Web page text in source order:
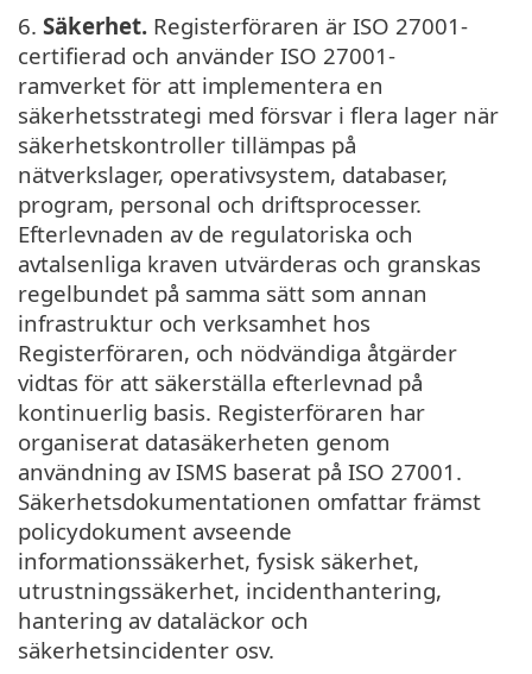
6. Säkerhet. Registerföraren är ISO 27001-
certifierad och använder ISO 27001-
ramverket för att implementera en
säkerhetsstrategi med försvar i flera lager när
säkerhetskontroller tillämpas på
nätverkslager, operativsystem, databaser,
program, personal och driftsprocesser.
Efterlevnaden av de regulatoriska och
avtalsenliga kraven utvärderas och granskas
regelbundet på samma sätt som annan
infrastruktur och verksamhet hos
Registerföraren, och nödvändiga åtgärder
vidtas för att säkerställa efterlevnad på
kontinuerlig basis. Registerföraren har
organiserat datasäkerheten genom
användning av ISMS baserat på ISO 27001.
Säkerhetsdokumentationen omfattar främst
policydokument avseende
informationssäkerhet, fysisk säkerhet,
utrustningssäkerhet, incidenthantering,
hantering av dataläckor och
säkerhetsincidenter osv.